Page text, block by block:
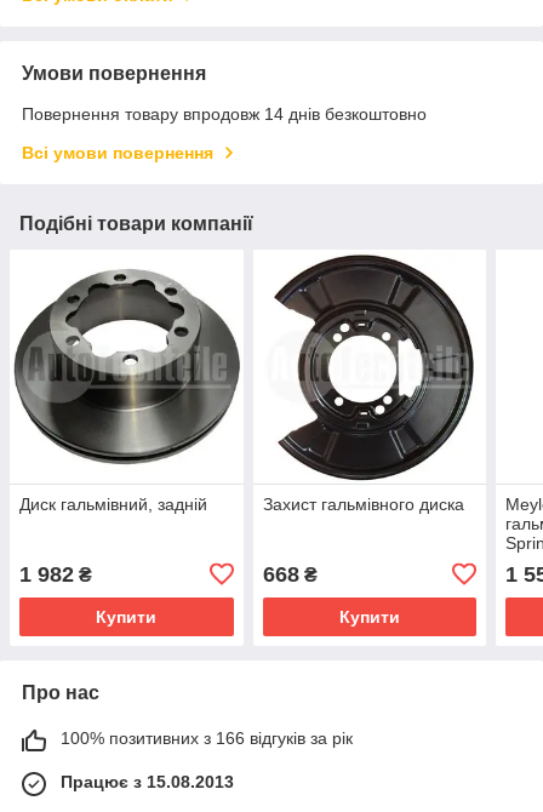
Умови повернення
Повернення товару впродовж 14 днів безкоштовно
Всі умови повернення
Подібні товари компанії
Диск гальмівний, задній
1 982 ₴
Купити
Захист гальмівного диска
668₴
Купити
1
Про нас
100% позитивних з 166 відгуків за рік
Працює з 15.08.2013